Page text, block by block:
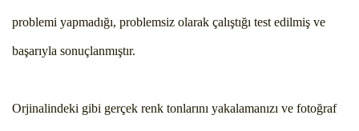
problemi yapmadığı, problemsiz olarak çalıştığı test edilmiş ve
başarıyla sonuçlanmıştır.
Orjinalindeki gibi gerçek renk tonlarını yakalamanızı ve fotoğraf